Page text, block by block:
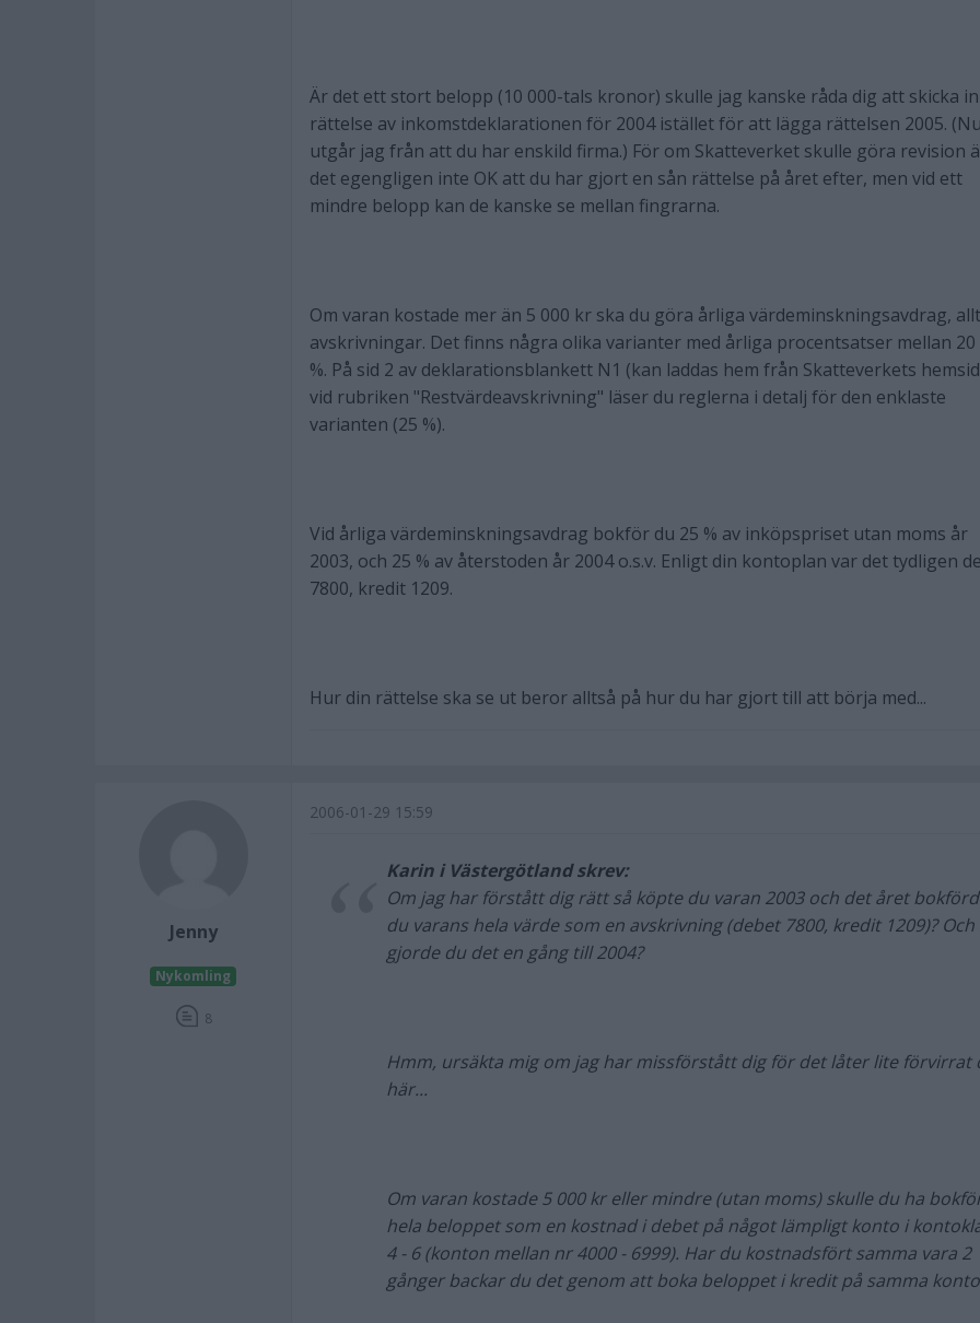
Är det ett stort belopp (10 000-tals kronor) skulle jag kanske råda dig att skicka
rättelse av inkomstdeklarationen för 2004 istället för att lägga rättelsen 2005. (Nu
utgår jag från att du har enskild firma.) För om Skatteverket skulle göra revision
det egengligen inte OK att du har gjort en sån rättelse på året efter, men vid ett
mindre belopp kan de kanske se mellan fingrarna.
Om varan kostade mer än 5 000 kr ska du göra årliga värdeminskningsavdrag,
avskrivningar. Det finns några olika varianter med årliga procentsatser mellan 20
%. På sid 2 av deklarationsblankett N1 (kan laddas hem från Skatteverkets
vid rubriken "Restvärdeavskrivning" läser du reglerna i detalj för den enklaste
varianten (25 %).
Vid årliga värdeminskningsavdrag bokför du 25 % av inköpspriset utan moms år
2003, och 25 % av återstoden år 2004 o.s.v. Enligt din kontoplan var det tydligen
7800, kredit 1209.
Hur din rättelse ska se ut beror alltså på hur du har gjort till att börja med...
Jenny
Nykomling
8
2006-01-29 15:59
Karin i Västergötland skrev:
Om jag har förstått dig rätt så köpte du varan 2003 och det året
du varans hela värde som en avskrivning (debet 7800, kredit 1209)? Och
gjorde du det en gång till 2004?
Hmm, ursäkta mig om jag har missförstått dig för det låter lite förvirrat
här...
Om varan kostade 5 000 kr eller mindre (utan moms) skulle du ha
hela beloppet som en kostnad i debet på något lämpligt konto i
4 - 6 (konton mellan nr 4000 - 6999). Har du kostnadsfört samma vara 2
gånger backar du det genom att boka beloppet i kredit på samma